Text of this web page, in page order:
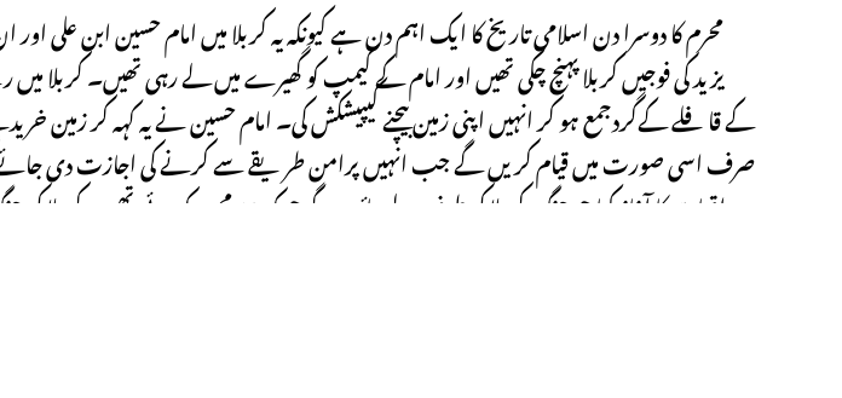
محرم کا دوسرا دن اسلامی تاریخ کا ایک اہم دن ہے کیونکہ یہ کربلا میں امام حسین ابن علی
یزید کی فوجیں کربلا پہنچ چکی تھیں اور امام کے کیمپ کو گھیرے میں لے رہی تھیں۔ کربلا
کے قافلے کےگردجمع ہو کر انہیں اپنی زمین بیچنے کیپیشکش کی۔ امام حسین نے یہ کہہ کر زمین
صرف اسی صورت میں قیام کریں گے جب انہیں پرامن طریقے سے کرنے کی اجازت دی جائے
واقعات کا آغاز کیا جو جنگ کربلا کی طرف لے جائیں گے